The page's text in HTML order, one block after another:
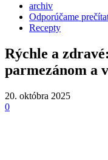
archiv
Odporúčame
Recepty
Rýchle a
parmezánom a
20. októbra 2025
0